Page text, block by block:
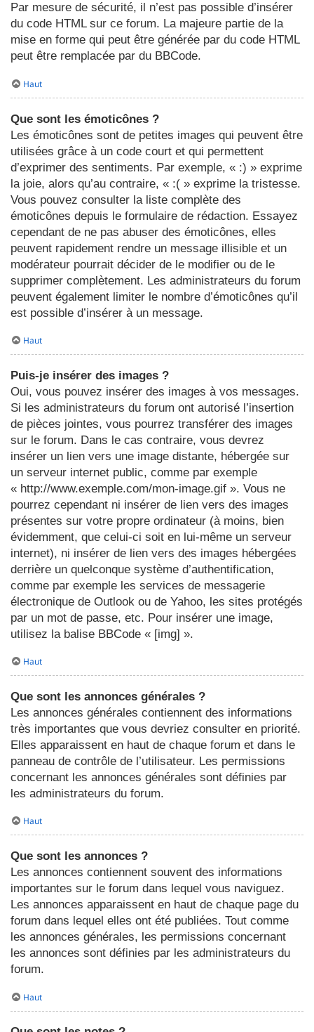
Par mesure de sécurité, il n’est pas possible d’insérer
du code HTML sur ce forum. La majeure partie de la
mise en forme qui peut être générée par du code HTML
peut être remplacée par du BBCode.
Haut
Que sont les émoticônes ?
Les émoticônes sont de petites images qui peuvent être
utilisées grâce à un code court et qui permettent
d’exprimer des sentiments. Par exemple, « :) » exprime
la joie, alors qu’au contraire, « :( » exprime la tristesse.
Vous pouvez consulter la liste complète des
émoticônes depuis le formulaire de rédaction. Essayez
cependant de ne pas abuser des émoticônes, elles
peuvent rapidement rendre un message illisible et un
modérateur pourrait décider de le modifier ou de le
supprimer complètement. Les administrateurs du forum
peuvent également limiter le nombre d’émoticônes qu’il
est possible d’insérer à un message.
Haut
Puis-je insérer des images ?
Oui, vous pouvez insérer des images à vos messages.
Si les administrateurs du forum ont autorisé l’insertion
de pièces jointes, vous pourrez transférer des images
sur le forum. Dans le cas contraire, vous devrez
insérer un lien vers une image distante, hébergée sur
un serveur internet public, comme par exemple
« http://www.exemple.com/mon-image.gif ». Vous ne
pourrez cependant ni insérer de lien vers des images
présentes sur votre propre ordinateur (à moins, bien
évidemment, que celui-ci soit en lui-même un serveur
internet), ni insérer de lien vers des images hébergées
derrière un quelconque système d’authentification,
comme par exemple les services de messagerie
électronique de Outlook ou de Yahoo, les sites protégés
par un mot de passe, etc. Pour insérer une image,
utilisez la balise BBCode « [img] ».
Haut
Que sont les annonces générales ?
Les annonces générales contiennent des informations
très importantes que vous devriez consulter en priorité.
Elles apparaissent en haut de chaque forum et dans le
panneau de contrôle de l’utilisateur. Les permissions
concernant les annonces générales sont définies par
les administrateurs du forum.
Haut
Que sont les annonces ?
Les annonces contiennent souvent des informations
importantes sur le forum dans lequel vous naviguez.
Les annonces apparaissent en haut de chaque page du
forum dans lequel elles ont été publiées. Tout comme
les annonces générales, les permissions concernant
les annonces sont définies par les administrateurs du
forum.
Haut